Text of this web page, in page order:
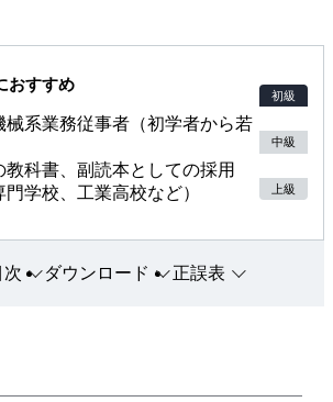
おすすめ
械系業務従事者（初学者から若
科書、副読本としての採用
門学校、工業高校など）
初級
中級
上級
次 ダウンロード 正誤表